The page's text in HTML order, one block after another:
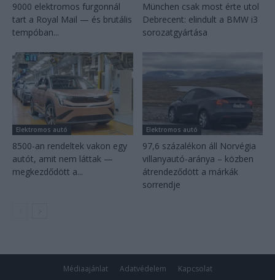
9000 elektromos furgonnál
tart a Royal Mail — és brutális
tempóban...
München csak most érte utol
Debrecent: elindult a BMW i3
sorozatgyártása
Elektromos autó
8500-an rendeltek vakon egy
autót, amit nem láttak —
megkezdődött a...
Elektromos autó
97,6 százalékon áll Norvégia
villanyautó-aránya – közben
átrendeződött a márkák
sorrendje
Médiaajánlat Adatvédelem Kapcsolat